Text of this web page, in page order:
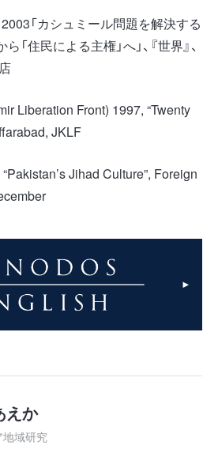
2003「カシュミール問題を解決する
「住民による主権」へ」、『世界』、
Liberation Front) 1997, “Twenty
JKLF
Jihad Culture”, Foreign
えか
域研究